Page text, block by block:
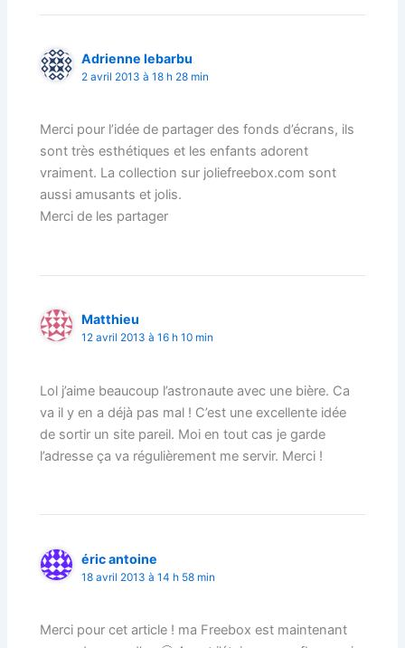
Adrienne lebarbu
2 avril 2013 à 18 h 28 min
Merci pour l’idée de partager des fonds d’écrans, ils
sont très esthétiques et les enfants adorent
vraiment. La collection sur joliefreebox.com sont
aussi amusants et jolis.
Merci de les partager
Matthieu
12 avril 2013 à 16 h 10 min
Lol j’aime beaucoup l’astronaute avec une bière. Ca
va il y en a déjà pas mal ! C’est une excellente idée
de sortir un site pareil. Moi en tout cas je garde
l’adresse ça va régulièrement me servir. Merci !
éric antoine
18 avril 2013 à 14 h 58 min
Merci pour cet article ! ma Freebox est maintenant